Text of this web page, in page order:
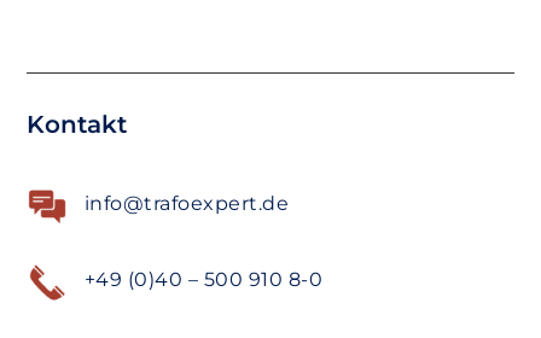
Kontakt
info@trafoexpert.de
+49 (0)40 – 500 910 8-0